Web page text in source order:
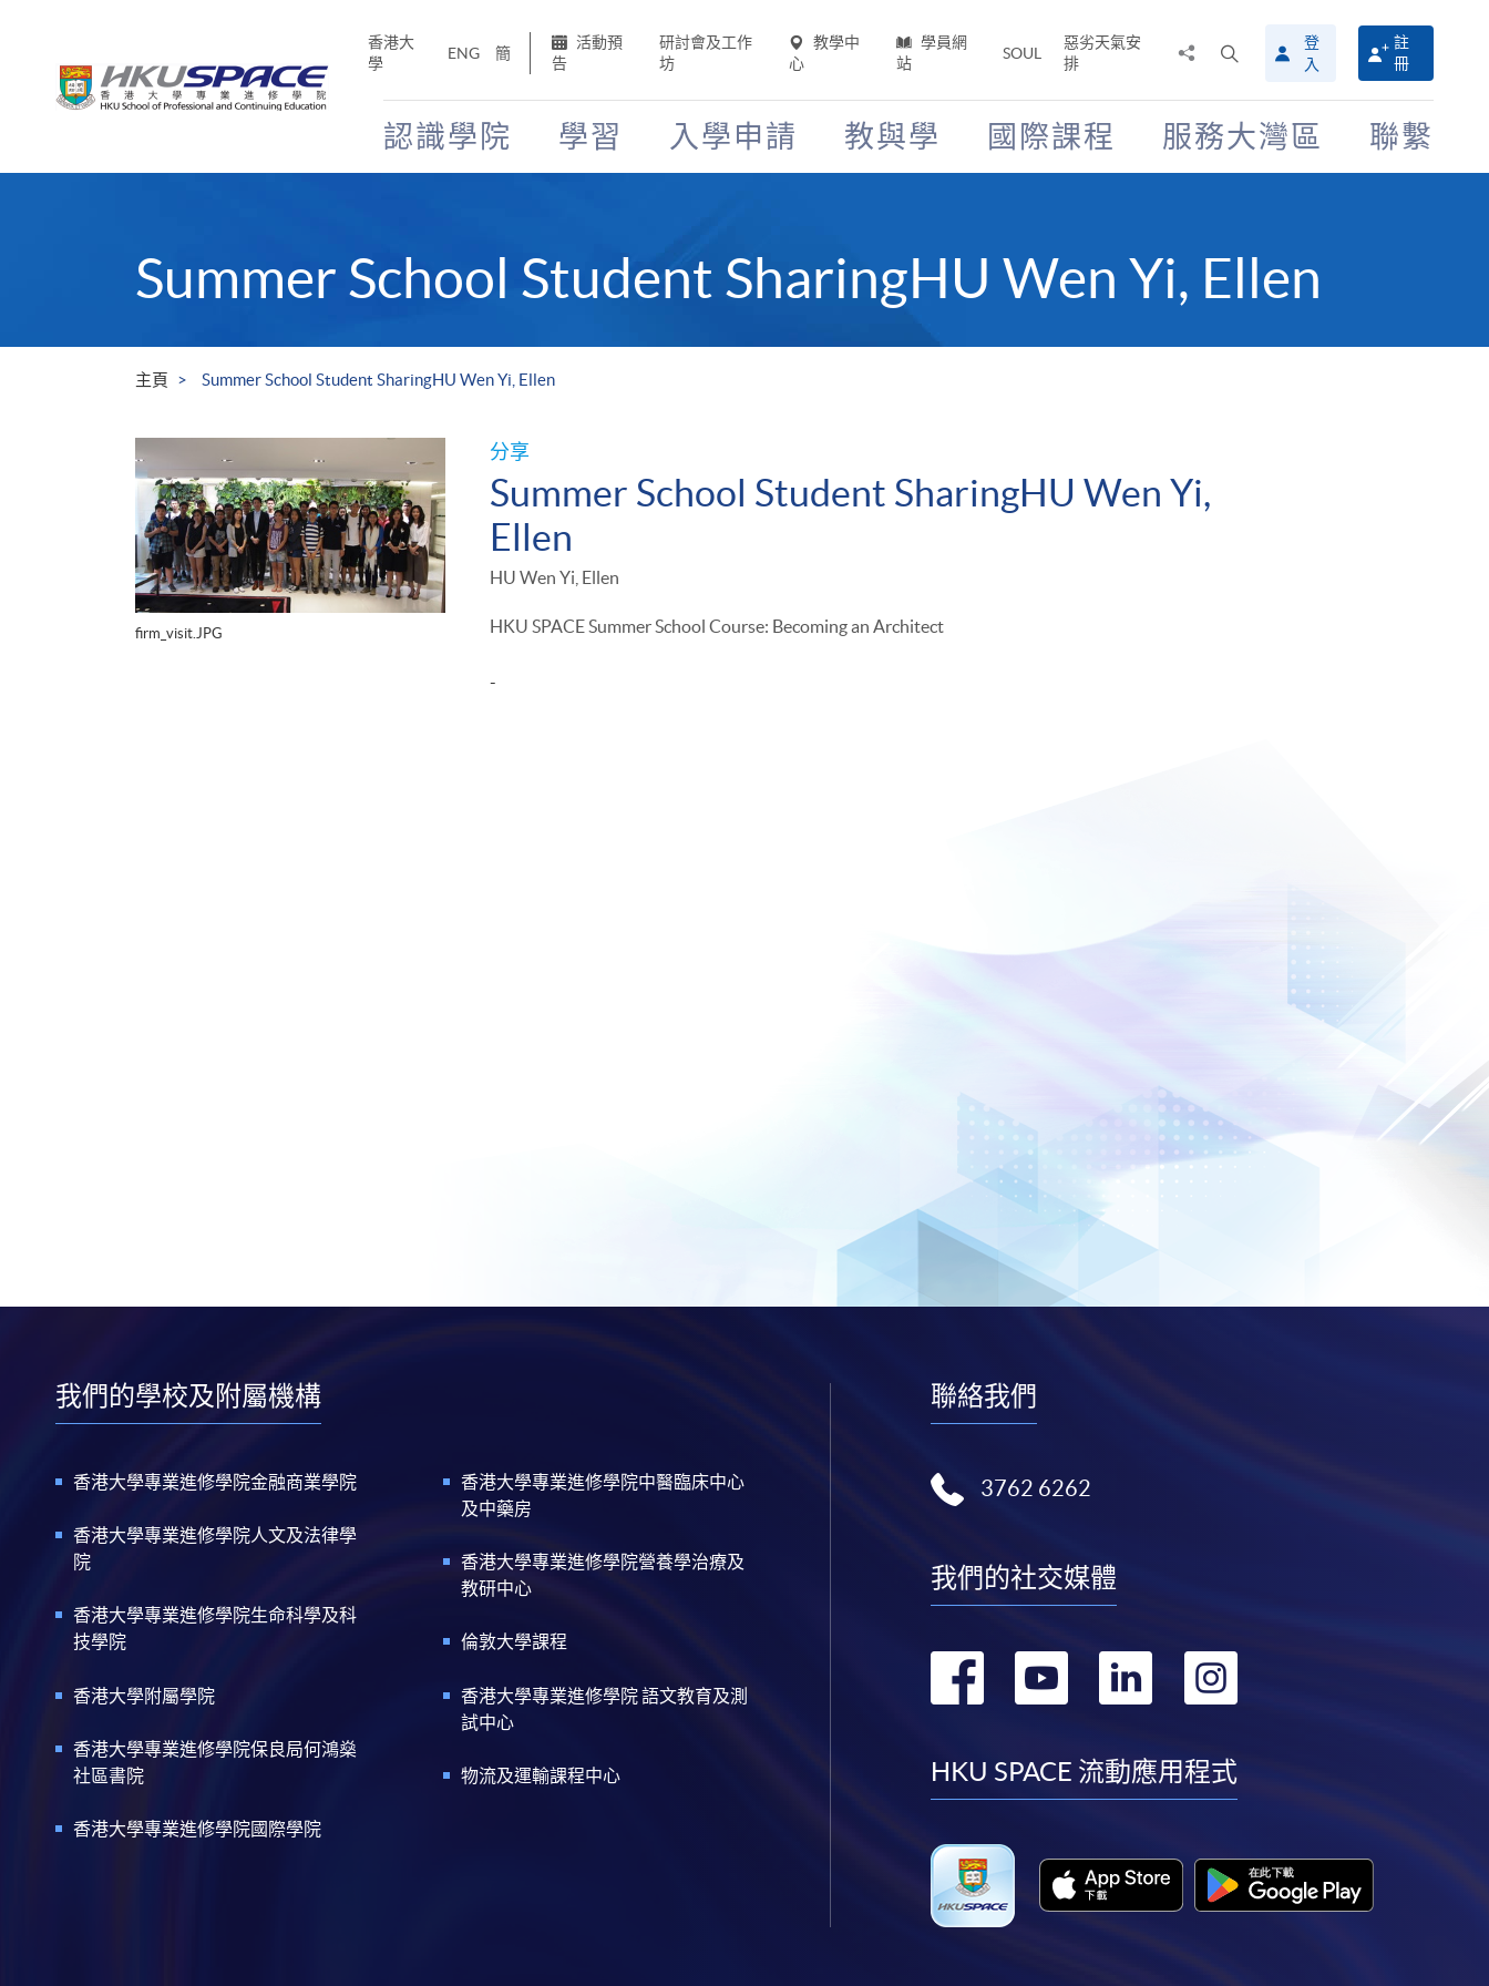
香港大
學
ENG 簡
活動預
告
研討會及工作
坊
教學中
心
學員網
站
SOUL
惡劣天氣安
排
搜
尋
介
面
登
入
註
冊
認識學院 學習 入學申請 教與學 國際課程 服務大灣區 聯繫
Summer School Student SharingHU Wen Yi, Ellen
主頁 Summer School Student SharingHU Wen Yi, Ellen
分享
Summer School Student SharingHU Wen Yi,
Ellen
HU Wen Yi, Ellen
HKU SPACE Summer School Course: Becoming an Architect
-
firm_visit.JPG
我們的學校及附屬機構
香港大學專業進修學院金融商業學院
香港大學專業進修學院人文及法律學
院
香港大學專業進修學院生命科學及科
技學院
香港大學附屬學院
香港大學專業進修學院保良局何鴻燊
社區書院
香港大學專業進修學院國際學院
香港大學專業進修學院中醫臨床中心
及中藥房
香港大學專業進修學院營養學治療及
教研中心
倫敦大學課程
香港大學專業進修學院 語文教育及測
試中心
物流及運輸課程中心
聯絡我們
3762 6262
我們的社交媒體
轉
facebook
轉
youtube
轉
linkedin
轉
instagram
HKU SPACE 流動應用程式